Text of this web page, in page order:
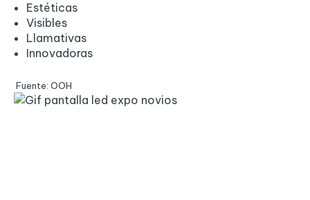
Estéticas
Visibles
Llamativas
Innovadoras
Fuente: OOH